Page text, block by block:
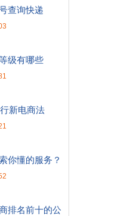
查询快递
级有哪些
新电商法
你懂的服务？
排名前十的公